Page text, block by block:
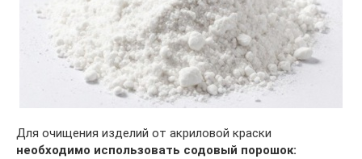
Для очищения изделий от акриловой краски
необходимо использовать содовый порошок: